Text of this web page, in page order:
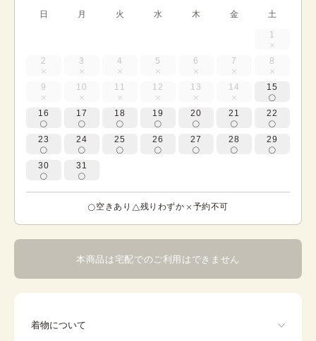
日 月 火 水 木 金 土
1
2 3 4 5 6 7 8
9 10 11 12 13 14 15
16 17 18 19 20 21 22
23 24 25 26 27 28 29
30 31
空きあり 残りわずか 予約不可
本商品は宅配でのご利用はできません
着物について